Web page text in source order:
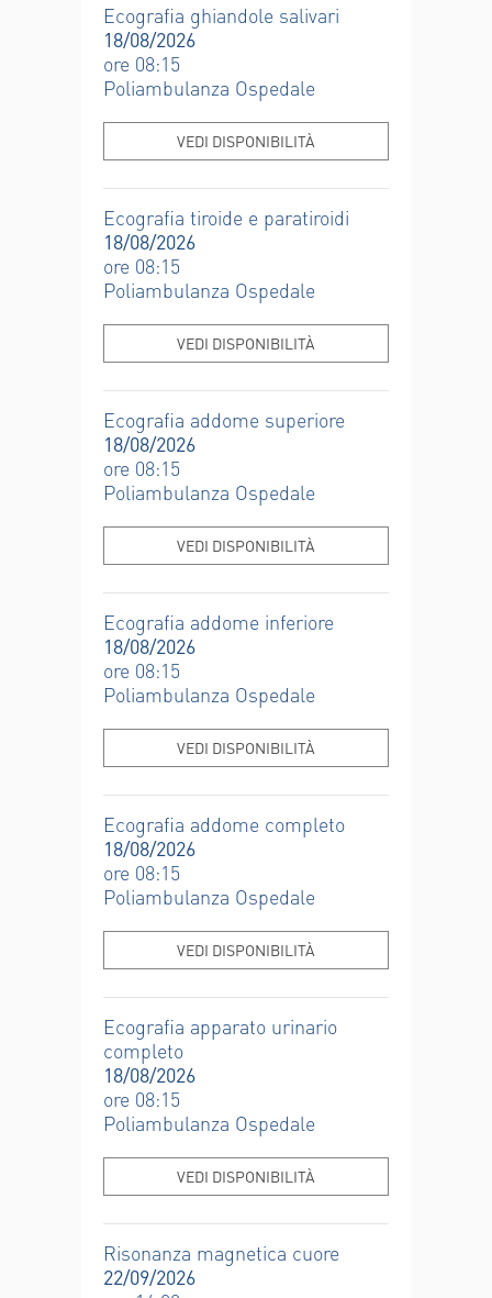
Ecografia ghiandole salivari
18/08/2026
ore 08:15
Poliambulanza Ospedale
VEDI DISPONIBILITÀ
Ecografia tiroide e paratiroidi
18/08/2026
ore 08:15
Poliambulanza Ospedale
VEDI DISPONIBILITÀ
Ecografia addome superiore
18/08/2026
ore 08:15
Poliambulanza Ospedale
VEDI DISPONIBILITÀ
Ecografia addome inferiore
18/08/2026
ore 08:15
Poliambulanza Ospedale
VEDI DISPONIBILITÀ
Ecografia addome completo
18/08/2026
ore 08:15
Poliambulanza Ospedale
VEDI DISPONIBILITÀ
Ecografia apparato urinario
completo
18/08/2026
ore 08:15
Poliambulanza Ospedale
VEDI DISPONIBILITÀ
Risonanza magnetica cuore
22/09/2026